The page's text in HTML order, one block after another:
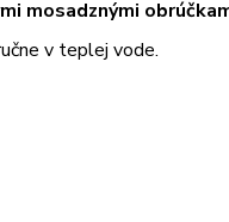
mosadznými
v teplej vode.